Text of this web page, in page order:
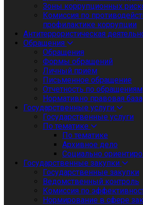
Зоны коррупционных
Комиссия по
профилактике коррупции
Антитеррористическая
Обращения
Обращения
Формы обращений
Личный приём
Письменное обращение
Отчетность по обращениям
Нормативно правовая база
Государственные услуги
Государственные услуги
По тематике
По тематике
Архивное дело
Социально
Государственные закупки
Государственные закупки
Ведомственный контроль
Комиссия по
Нормирование в сфере